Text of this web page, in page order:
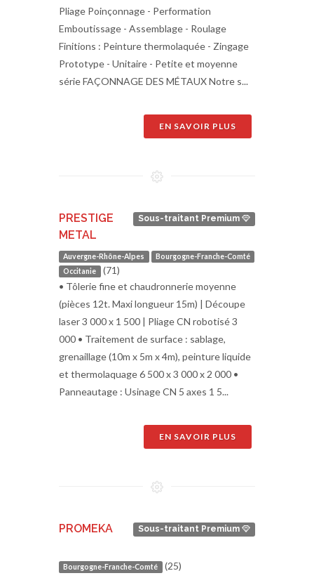
Pliage Poinçonnage - Performation
Emboutissage - Assemblage - Roulage
Finitions : Peinture thermolaquée - Zingage
Prototype - Unitaire - Petite et moyenne
série FAÇONNAGE DES MÉTAUX Notre s...
EN SAVOIR PLUS
Sous-traitant Premium
PRESTIGE
METAL
Auvergne-Rhône-Alpes
Bourgogne-Franche-Comté
Occitanie (71)
• Tôlerie fine et chaudronnerie moyenne
(pièces 12t. Maxi longueur 15m) | Découpe
laser 3 000 x 1 500 | Pliage CN robotisé 3
000 • Traitement de surface : sablage,
grenaillage (10m x 5m x 4m), peinture liquide
et thermolaquage 6 500 x 3 000 x 2 000 •
Panneautage : Usinage CN 5 axes 1 5...
EN SAVOIR PLUS
Sous-traitant Premium
PROMEKA
Bourgogne-Franche-Comté (25)